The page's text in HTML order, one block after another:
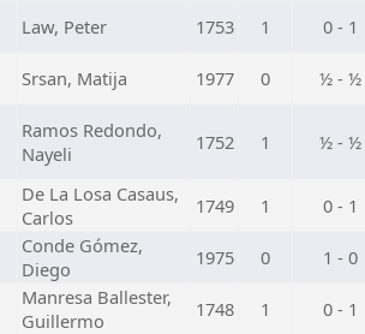
Law, Peter 1753 1 0 - 1
Srsan, Matija 1977 0 ½ - ½
Ramos Redondo,
Nayeli
1752 1 ½ - ½
De La Losa Casaus,
Carlos
1749 1 0 - 1
Conde Gómez,
Diego
1975 0 1 - 0
Manresa Ballester,
Guillermo
1748 1 0 - 1